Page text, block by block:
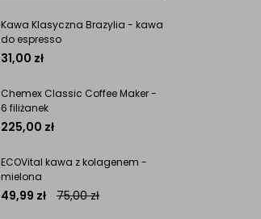
Kawa Klasyczna Brazylia - kawa
do espresso
31,00 zł
Chemex Classic Coffee Maker -
6 filiżanek
225,00 zł
ECOVital kawa z kolagenem -
mielona
49,99 zł 75,00zł